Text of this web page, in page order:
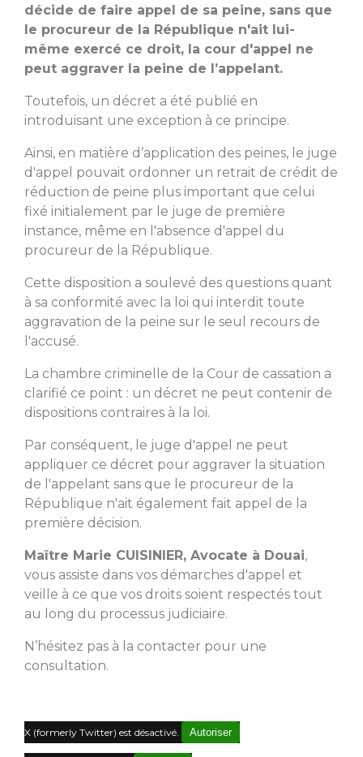
décide de faire appel de sa peine, sans que
le procureur de la République n'ait lui-
même exercé ce droit, la cour d'appel ne
peut aggraver la peine de l’appelant.
Toutefois, un décret a été publié en
introduisant une exception à ce principe.
Ainsi, en matière d’application des peines, le juge
d'appel pouvait ordonner un retrait de crédit de
réduction de peine plus important que celui
fixé initialement par le juge de première
instance, même en l'absence d'appel du
procureur de la République.
Cette disposition a soulevé des questions quant
à sa conformité avec la loi qui interdit toute
aggravation de la peine sur le seul recours de
l'accusé.
La chambre criminelle de la Cour de cassation a
clarifié ce point : un décret ne peut contenir de
dispositions contraires à la loi.
Par conséquent, le juge d'appel ne peut
appliquer ce décret pour aggraver la situation
de l'appelant sans que le procureur de la
République n'ait également fait appel de la
première décision.
Maître Marie CUISINIER, Avocate à Douai,
vous assiste dans vos démarches d'appel et
veille à ce que vos droits soient respectés tout
au long du processus judiciaire.
N’hésitez pas à la contacter pour une
consultation.
X (formerly Twitter) est désactivé. Autoriser